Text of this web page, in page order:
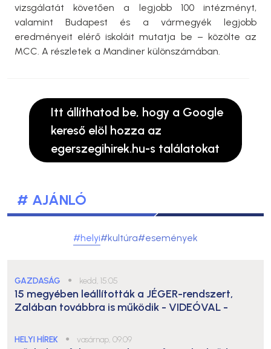
vizsgálatát követően a legjobb 100 intézményt,
valamint Budapest és a vármegyék legjobb
eredményeit elérő iskoláit mutatja be – közölte az
MCC. A részletek a Mandiner különszámában.
Itt állíthatod be, hogy a Google
kereső elöl hozza az
egerszegihirek.hu-s találatokat
# AJÁNLÓ
#helyi#kultúra#események
GAZDASÁG ● kedd, 15:05
15 megyében leállították a JÉGER-rendszert,
Zalában továbbra is működik - VIDEÓVAL -
HELYI HÍREK ● vasárnap, 09:09